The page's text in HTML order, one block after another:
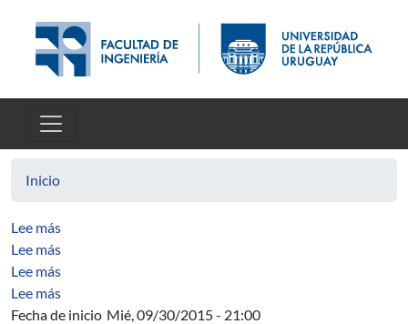
Inicio
Lee mássobre Applying a Data Quality Model to Experiments
Lee mássobre The Impact of the PSP on Software Quality:
Lee mássobre Construcción de un banco de pruebas de
Lee mássobre TLREQ: PROCESO PARA DESARROLLO A
Fecha de inicio Mié, 09/30/2015 - 21:00